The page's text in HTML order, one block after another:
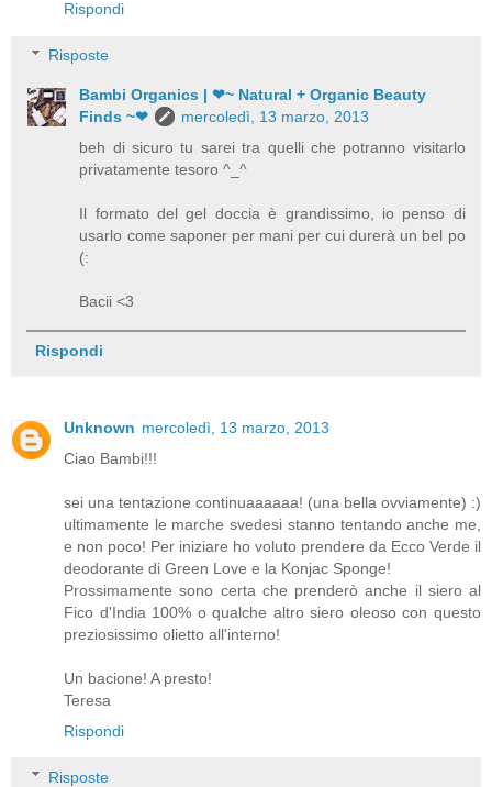
Rispondi
Risposte
Bambi Organics | ❤~ Natural + Organic Beauty
Finds ~❤
mercoledì, 13 marzo, 2013
beh di sicuro tu sarei tra quelli che potranno visitarlo
privatamente tesoro ^_^
Il formato del gel doccia è grandissimo, io penso di
usarlo come saponer per mani per cui durerà un bel po
(:
Bacii <3
Rispondi
Unknown mercoledì, 13 marzo, 2013
Ciao Bambi!!!
sei una tentazione continuaaaaaa! (una bella ovviamente) :)
ultimamente le marche svedesi stanno tentando anche me,
e non poco! Per iniziare ho voluto prendere da Ecco Verde il
deodorante di Green Love e la Konjac Sponge!
Prossimamente sono certa che prenderò anche il siero al
Fico d'India 100% o qualche altro siero oleoso con questo
preziosissimo olietto all'interno!
Un bacione! A presto!
Teresa
Rispondi
Risposte